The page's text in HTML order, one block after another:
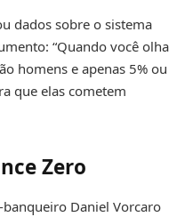
dados sobre o sistema
“Quando você olha
homens e apenas 5% ou
que elas cometem
Zero
Daniel Vorcaro